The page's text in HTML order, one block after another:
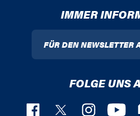
IMMER
FÜR DEN NEWSLETTER
FOLGE UNS